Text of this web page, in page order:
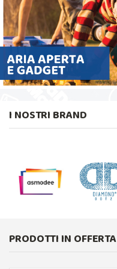
I NOSTRI BRAND
PRODOTTI IN OFFERTA